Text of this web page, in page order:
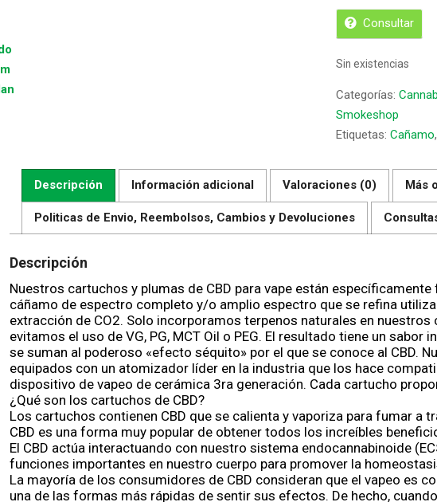
Consultar
Sin existencias
Categorías:
Smokeshop
Etiquetas:Cañamo
Descripción Información adicional Valoraciones (0) Más
Politicas de Envio, Reembolsos, Cambios y Devoluciones
Descripción
Nuestros cartuchos y plumas de CBD para vape están
cáñamo de espectro completo y/o amplio espectro que se refina
extracción de CO2. Solo incorporamos terpenos naturales en nuestros
evitamos el uso de VG, PG, MCT Oil o PEG. El resultado tiene un sabor
se suman al poderoso «efecto séquito» por el que se conoce al CBD.
equipados con un atomizador líder en la industria que los hace
dispositivo de vapeo de cerámica 3ra generación. Cada cartucho
¿Qué son los cartuchos de CBD?
Los cartuchos contienen CBD que se calienta y vaporiza para fumar a
CBD es una forma muy popular de obtener todos los increíbles
El CBD actúa interactuando con nuestro sistema endocannabinoide
funciones importantes en nuestro cuerpo para promover la
La mayoría de los consumidores de CBD consideran que el vapeo es
una de las formas más rápidas de sentir sus efectos. De hecho,